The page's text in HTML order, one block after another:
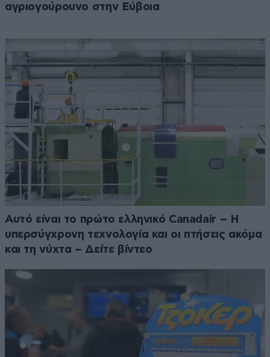
αγριογούρουνο στην Εύβοια
Αυτό είναι το πρώτο ελληνικό Canadair – Η
υπερσύγχρονη τεχνολογία και οι πτήσεις ακόμα
και τη νύχτα – Δείτε βίντεο